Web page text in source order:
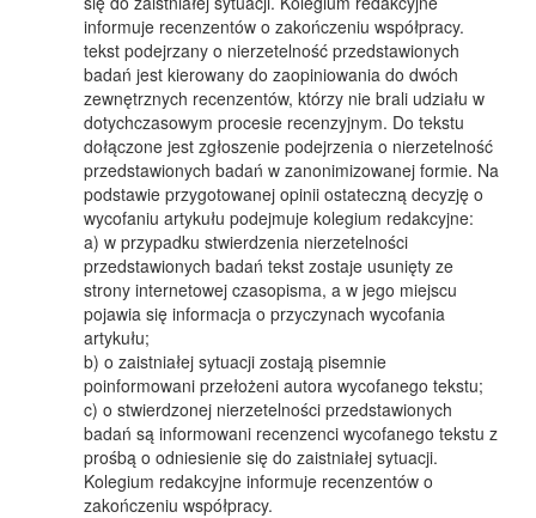
informuje recenzentów o zakończeniu współpracy.
tekst podejrzany o nierzetelność przedstawionych
badań jest kierowany do zaopiniowania do dwóch
zewnętrznych recenzentów, którzy nie brali udziału w
dotychczasowym procesie recenzyjnym. Do tekstu
dołączone jest zgłoszenie podejrzenia o nierzetelność
przedstawionych badań w zanonimizowanej formie. Na
podstawie przygotowanej opinii ostateczną decyzję o
wycofaniu artykułu podejmuje kolegium redakcyjne:
a) w przypadku stwierdzenia nierzetelności
przedstawionych badań tekst zostaje usunięty ze
strony internetowej czasopisma, a w jego miejscu
pojawia się informacja o przyczynach wycofania
artykułu;
b) o zaistniałej sytuacji zostają pisemnie
poinformowani przełożeni autora wycofanego tekstu;
c) o stwierdzonej nierzetelności przedstawionych
badań są informowani recenzenci wycofanego tekstu z
prośbą o odniesienie się do zaistniałej sytuacji.
Kolegium redakcyjne informuje recenzentów o
zakończeniu współpracy.